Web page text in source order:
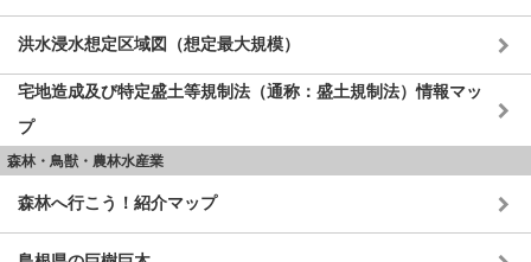
洪水浸水想定区域図（想定最大規模）
宅地造成及び特定盛土等規制法（通称：盛土規制法）情報マッ
プ
森林・鳥獣・農林水産業
森林へ行こう！紹介マップ